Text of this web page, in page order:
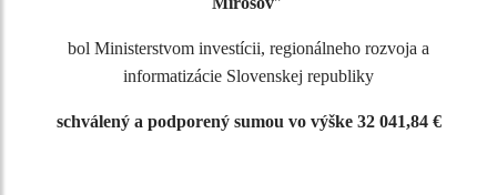
bol Ministerstvom investícii, regionálneho rozvoja a
informatizácie Slovenskej republiky
schválený a podporený sumou vo výške 32 041,84 €